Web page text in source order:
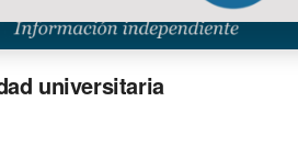
universitaria